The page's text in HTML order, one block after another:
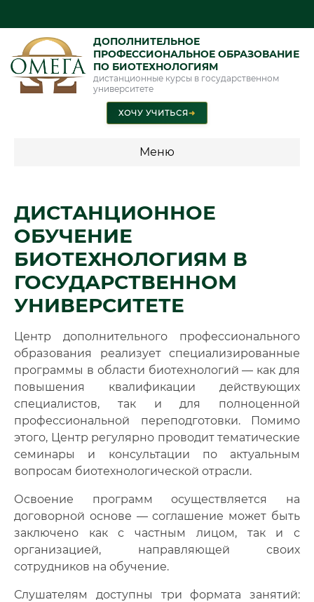
ДОПОЛНИТЕЛЬНОЕ
ПРОФЕССИОНАЛЬНОЕ ОБРАЗОВАНИЕ
ПО БИОТЕХНОЛОГИЯМ
дистанционные курсы в государственном
университете
ХОЧУ УЧИТЬСЯ➜
Меню
Стоимость по программам обучения "Биотехнологии"
🔍Нажмите на документ для увеличения и просмотра
ДИСТАНЦИОННОЕ
ОБУЧЕНИЕ
БИОТЕХНОЛОГИЯМ В
ГОСУДАРСТВЕННОМ
УНИВЕРСИТЕТЕ
Центр дополнительного профессионального
образования реализует специализированные
программы в области биотехнологий — как для
повышения квалификации действующих
специалистов, так и для полноценной
профессиональной переподготовки. Помимо
этого, Центр регулярно проводит тематические
семинары и консультации по актуальным
вопросам биотехнологической отрасли.
Освоение программ осуществляется на
договорной основе — соглашение может быть
заключено как с частным лицом, так и с
организацией, направляющей своих
сотрудников на обучение.
Слушателям доступны три формата занятий: